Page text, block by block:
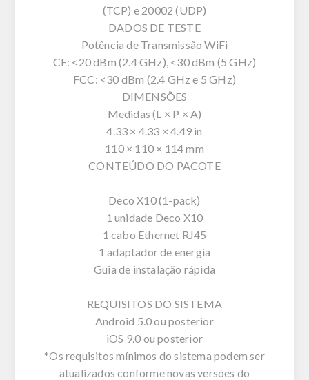
(TCP) e 20002 (UDP)
DADOS DE TESTE
Potência de Transmissão WiFi
CE: <20 dBm (2.4 GHz), <30 dBm (5 GHz)
FCC: <30 dBm (2.4 GHz e 5 GHz)
DIMENSÕES
Medidas (L × P × A)
4.33 × 4.33 × 4.49 in
110 × 110 × 114 mm
CONTEÚDO DO PACOTE
Deco X10 (1-pack)
1 unidade Deco X10
1 cabo Ethernet RJ45
1 adaptador de energia
Guia de instalação rápida
REQUISITOS DO SISTEMA
Android 5.0 ou posterior
iOS 9.0 ou posterior
*Os requisitos mínimos do sistema podem ser
atualizados conforme novas versões do